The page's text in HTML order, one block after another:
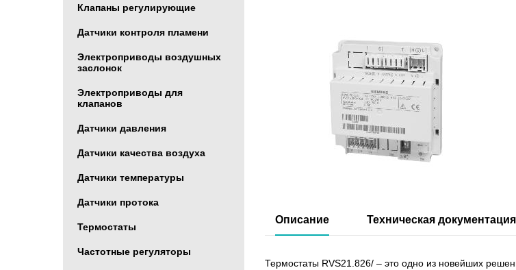
Клапаны регулирующие
Датчики контроля пламени
Электроприводы воздушных
заслонок
Электроприводы для
клапанов
Датчики давления
Датчики качества воздуха
Датчики температуры
Датчики протока
Термостаты
Частотные регуляторы
Описание Техническая документация
Термостаты RVS21.826/ – это одно из новейших